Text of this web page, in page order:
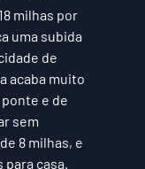
milhas por
uma subida
de
acaba muito
e de
sem
8 milhas, e
para casa.